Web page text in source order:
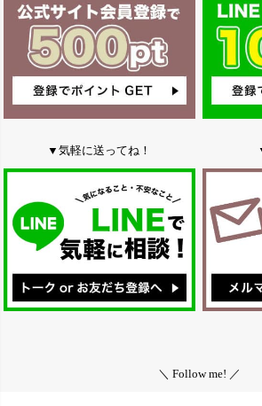
▼気軽に送ってね！
＼ Follow me! ／